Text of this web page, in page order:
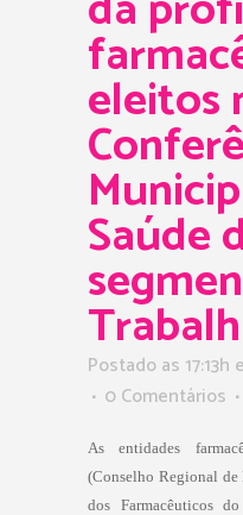
eleitos
Saúde
Postado as 17:13h
0 Comentários
As entidades
(Conselho Regional de
dos Farmacêuticos